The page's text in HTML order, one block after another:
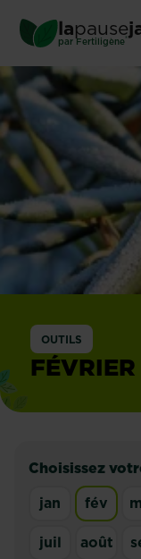
main
content
lapause
par Fertiligène®
OUTILS
Choisissez
jan
fév
juil
août